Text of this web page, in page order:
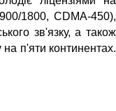
1800, CDMA-450),
зв'язку, а також
п'яти континентах.